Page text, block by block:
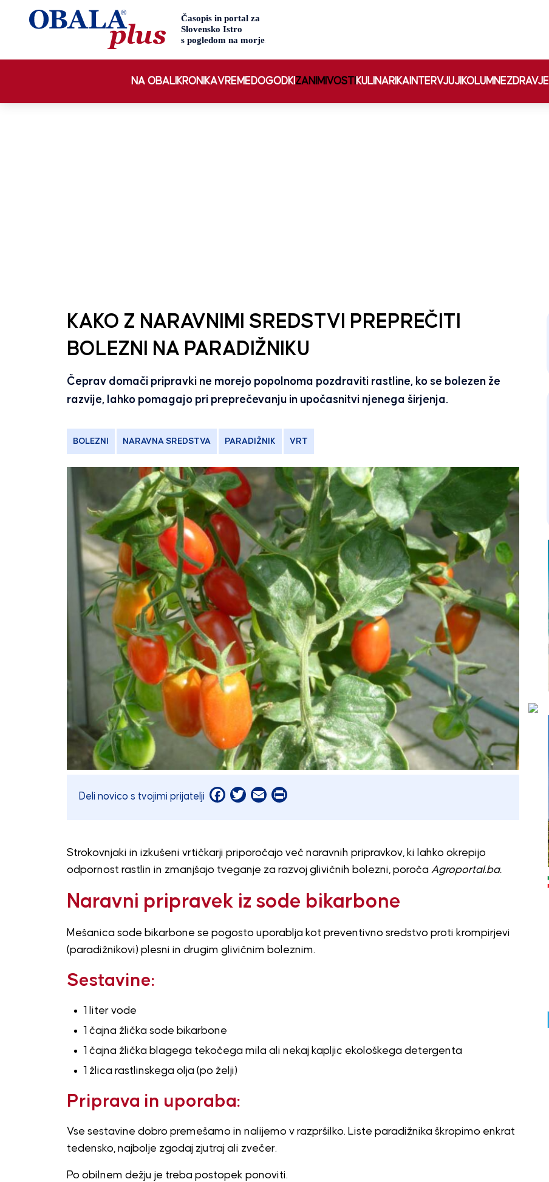
NA OBALI KRONIKAVREMEDOGODKIZANIMIVOSTI KULINARIKA INTERVJUJI KOLUMNEZDRAVJE
KAKO Z NARAVNIMI SREDSTVI PREPREČITI
BOLEZNI NA PARADIŽNIKU
Čeprav domači pripravki ne morejo popolnoma pozdraviti rastline, ko se bolezen že
razvije, lahko pomagajo pri preprečevanju in upočasnitvi njenega širjenja.
BOLEZNI NARAVNA SREDSTVA PARADIŽNIK VRT
Deli novico s tvojimi prijatelji Facebook
Twitter
EmailPrint
Strokovnjaki in izkušeni vrtičkarji priporočajo več naravnih pripravkov, ki lahko okrepijo
odpornost rastlin in zmanjšajo tveganje za razvoj glivičnih bolezni, poroča Agroportal.ba.
Naravni pripravek iz sode bikarbone
Mešanica sode bikarbone se pogosto uporablja kot preventivno sredstvo proti krompirjevi
(paradižnikovi) plesni in drugim glivičnim boleznim.
Sestavine:
1 liter vode
1 čajna žlička sode bikarbone
1 čajna žlička blagega tekočega mila ali nekaj kapljic ekološkega detergenta
1 žlica rastlinskega olja (po želji)
Priprava in uporaba:
Vse sestavine dobro premešamo in nalijemo v razpršilko. Liste paradižnika škropimo enkrat
tedensko, najbolje zgodaj zjutraj ali zvečer.
Po obilnem dežju je treba postopek ponoviti.